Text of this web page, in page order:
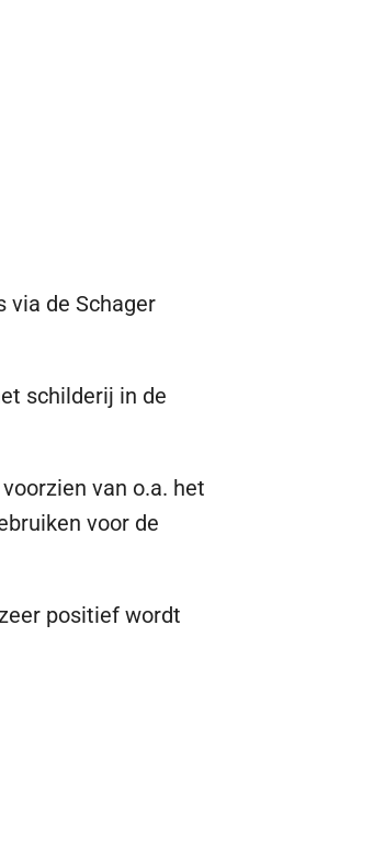
via de Schager
schilderij in de
van o.a. het
voor de
positief wordt